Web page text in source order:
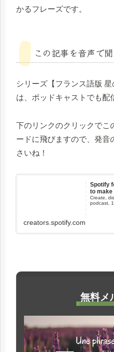
かるフレーズです。
この記事を音声で
シリーズ【フランス語版 星
は、ポッドキャストでも配
下のリンクのクリックでこ
ードに飛びますので、発音
さいね！
Spotify
to make
Create,
podcast,
creators.spotify.com
無料メ